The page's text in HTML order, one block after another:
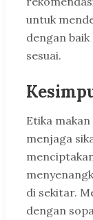
untuk
dengan
sesuai.
Etika
menjaga
di sekitar.
dengan